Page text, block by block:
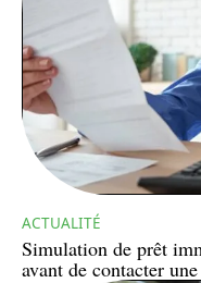
ACTUALITÉ
Simulation de prêt
avant de contacter